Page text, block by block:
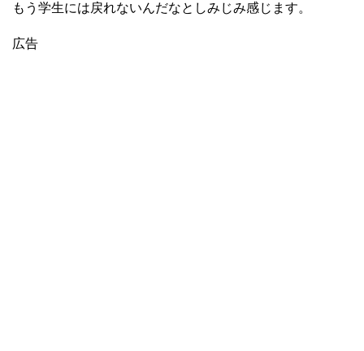
もう学生には戻れないんだなとしみじみ感じます。
広告